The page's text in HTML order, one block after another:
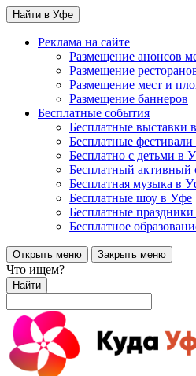
Найти в Уфе
Реклама на сайте
Размещение анонсов
Размещение
Размещение мест и
Размещение баннеров
Бесплатные события
Бесплатные выставки
Бесплатные
Бесплатно с детьми в
Бесплатный активный
Бесплатная музыка в
Бесплатные шоу в Уфе
Бесплатные
Бесплатное
Открыть меню Закрыть меню
Что ищем?
Найти